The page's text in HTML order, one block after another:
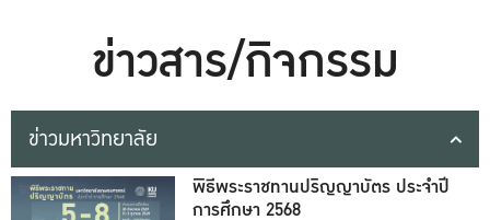
ข่าวสาร/กิจกรรม
ข่าวมหาวิทยาลัย
พิธีพระราชทานปริญญาบัตร ประจำปี
การศึกษา 2568